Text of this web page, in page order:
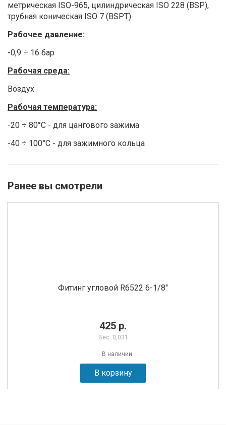
метрическая ISO-965, цилиндрическая ISO 228 (BSP),
трубная коническая ISO 7 (BSPT)
Рабочее давление:
-0,9 ÷ 16 бар
Рабочая среда:
Воздух
Рабочая температура:
-20 ÷ 80°С - для цангового зажима
-40 ÷ 100°С - для зажимного кольца
Ранее вы смотрели
Фитинг угловой R6522 6-1/8"
425 р.
Вес: 0,031
В наличии
В корзину